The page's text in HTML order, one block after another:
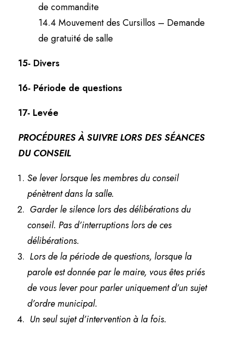
de commandite
14.4 Mouvement des Cursillos – Demande
de gratuité de salle
15- Divers
16- Période de questions
17- Levée
PROCÉDURES À SUIVRE LORS DES SÉANCES
DU CONSEIL
Se lever lorsque les membres du conseil
pénètrent dans la salle.
Garder le silence lors des délibérations du
conseil. Pas d’interruptions lors de ces
délibérations.
Lors de la période de questions, lorsque la
parole est donnée par le maire, vous êtes priés
de vous lever pour parler uniquement d’un sujet
d’ordre municipal.
Un seul sujet d’intervention à la fois.